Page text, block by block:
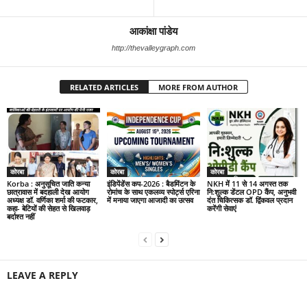
आकांक्षा पांडेय
http://thevalleygraph.com
RELATED ARTICLES MORE FROM AUTHOR
कोरबा
Korba : अनुसूचित जाति कन्या
छात्रावास में बदहाली देख आयोग
अध्यक्ष डॉ. वर्णिका शर्मा की फटकार,
कहा- बेटियों की सेहत से खिलवाड़
बर्दाश्त नहीं
कोरबा
इंडिपेंडेंस कप-2026 : बैडमिंटन के
रोमांच के साथ एकलव्य स्पोर्ट्स एरिना
में मनाया जाएगा आजादी का उत्सव
कोरबा
NKH में 11 से 14 अगस्त तक
नि:शुल्क डेंटल OPD कैंप, अनुभवी
दंत चिकित्सक डॉ. द्विंकवल प्रदान
करेंगी सेवाएं
LEAVE A REPLY